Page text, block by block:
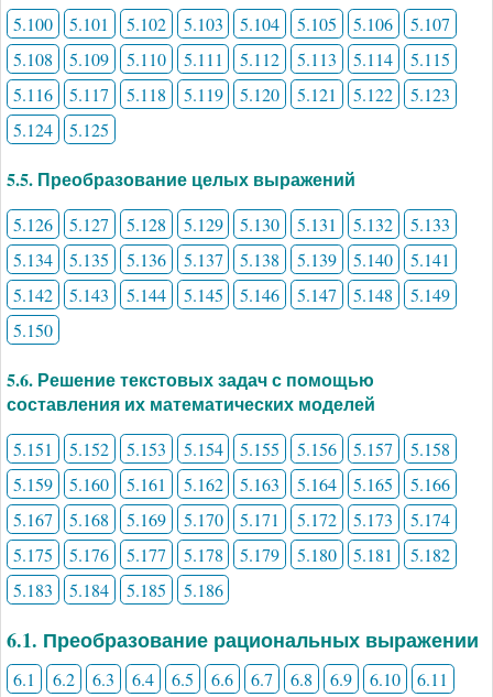
5.100 5.101 5.102 5.103 5.104 5.105 5.106
5.107
5.108
5.109 5.110 5.111 5.112 5.113 5.114
5.115
5.116
5.117 5.118 5.119 5.120 5.121 5.122
5.123
5.124
5.125
5.5. Преобразование целых выражений
5.126 5.127 5.128 5.129 5.130 5.131 5.132
5.133
5.134
5.135 5.136 5.137 5.138 5.139 5.140
5.141
5.142
5.143 5.144 5.145 5.146 5.147 5.148
5.149
5.150
5.6. Решение текстовых задач с помощью
составления их математических моделей
5.151 5.152 5.153 5.154 5.155 5.156 5.157
5.158
5.159
5.160 5.161 5.162 5.163 5.164 5.165
5.166
5.167
5.168 5.169 5.170 5.171 5.172 5.173
5.174
5.175
5.176 5.177 5.178 5.179 5.180 5.181
5.182
5.183
5.184 5.185 5.186
6.1. Преобразование рациональных выражении
6.1 6.2 6.3 6.4 6.5 6.6 6.7 6.8 6.9 6.10
6.11